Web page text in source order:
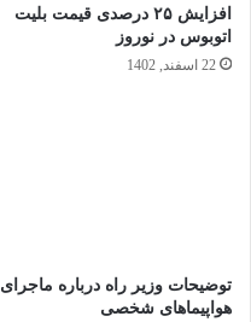
افزایش ۲۵ درصدی قیمت بلیت
اتوبوس در نوروز
22 اسفند, 1402
توضیحات وزیر راه درباره ماجرای
هواپیماهای شخصی